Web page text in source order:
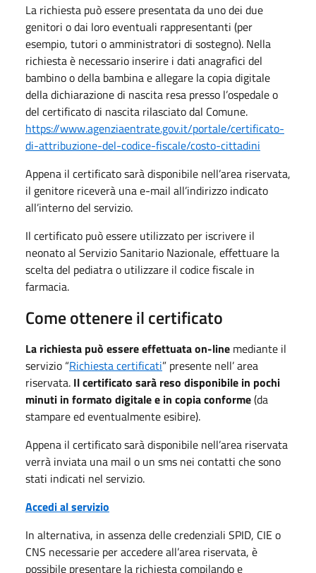
La richiesta può essere presentata da uno dei due
genitori o dai loro eventuali rappresentanti (per
esempio, tutori o amministratori di sostegno). Nella
richiesta è necessario inserire i dati anagrafici del
bambino o della bambina e allegare la copia digitale
della dichiarazione di nascita resa presso l’ospedale o
del certificato di nascita rilasciato dal Comune.
https://www.agenziaentrate.gov.it/portale/certificato-
di-attribuzione-del-codice-fiscale/costo-cittadini
Appena il certificato sarà disponibile nell’area riservata,
il genitore riceverà una e-mail all’indirizzo indicato
all’interno del servizio.
Il certificato può essere utilizzato per iscrivere il
neonato al Servizio Sanitario Nazionale, effettuare la
scelta del pediatra o utilizzare il codice fiscale in
farmacia.
Come ottenere il certificato
La richiesta può essere effettuata on-line mediante il
servizio “Richiesta certificati” presente nell’ area
riservata. Il certificato sarà reso disponibile in pochi
minuti in formato digitale e in copia conforme(da
stampare ed eventualmente esibire).
Appena il certificato sarà disponibile nell’area riservata
verrà inviata una mail o un sms nei contatti che sono
stati indicati nel servizio.
Accedi al servizio
In alternativa, in assenza delle credenziali SPID, CIE o
CNS necessarie per accedere all’area riservata, è
possibile presentare la richiesta compilando e